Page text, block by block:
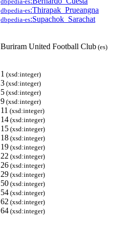
dbpedia-es:Thirapak_Prueangna
dbpedia-es:Supachok_Sarachat
Buriram United Football Club (es)
1 (xsd:integer)
3 (xsd:integer)
5 (xsd:integer)
9 (xsd:integer)
11 (xsd:integer)
14 (xsd:integer)
15 (xsd:integer)
18 (xsd:integer)
19 (xsd:integer)
22 (xsd:integer)
26 (xsd:integer)
29 (xsd:integer)
50 (xsd:integer)
54 (xsd:integer)
62 (xsd:integer)
64 (xsd:integer)